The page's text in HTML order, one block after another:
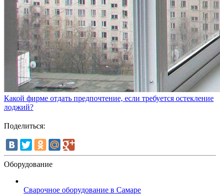
Какой фирме отдать предпочтение, если требуется остекление
лоджий?
Поделиться:
Оборудование
Сварочное оборудование в Самаре